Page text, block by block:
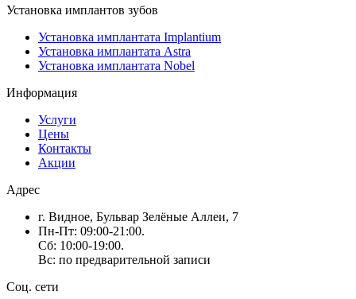
Установка имплантов зубов
Установка имплантата Implantium
Установка имплантата Astra
Установка имплантата Nobel
Информация
Услуги
Цены
Контакты
Акции
Адрес
г. Видное, Бульвар Зелёные Аллеи, 7
Пн-Пт: 09:00-21:00.
Сб: 10:00-19:00.
Вс: по предварительной записи
Соц. сети